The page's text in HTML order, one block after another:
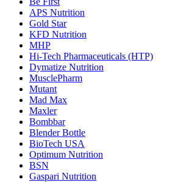
APS Nutrition
Gold Star
KFD Nutrition
MHP
Hi-Tech Pharmaceuticals (HTP)
Dymatize Nutrition
MusclePharm
Mutant
Mad Max
Maxler
Bombbar
Blender Bottle
BioTech USA
Optimum Nutrition
BSN
Gaspari Nutrition